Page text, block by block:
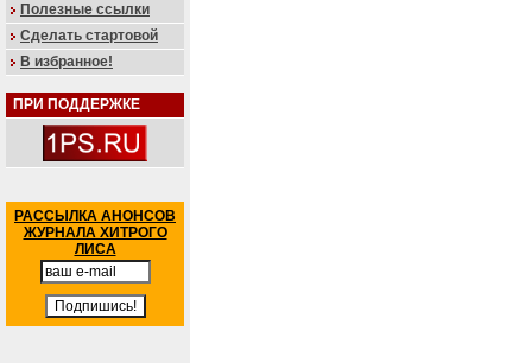
Полезные ссылки
Сделать стартовой
В избранное!
ПРИ ПОДДЕРЖКЕ
РАССЫЛКА АНОНСОВ
ЖУРНАЛА ХИТРОГО
ЛИСА